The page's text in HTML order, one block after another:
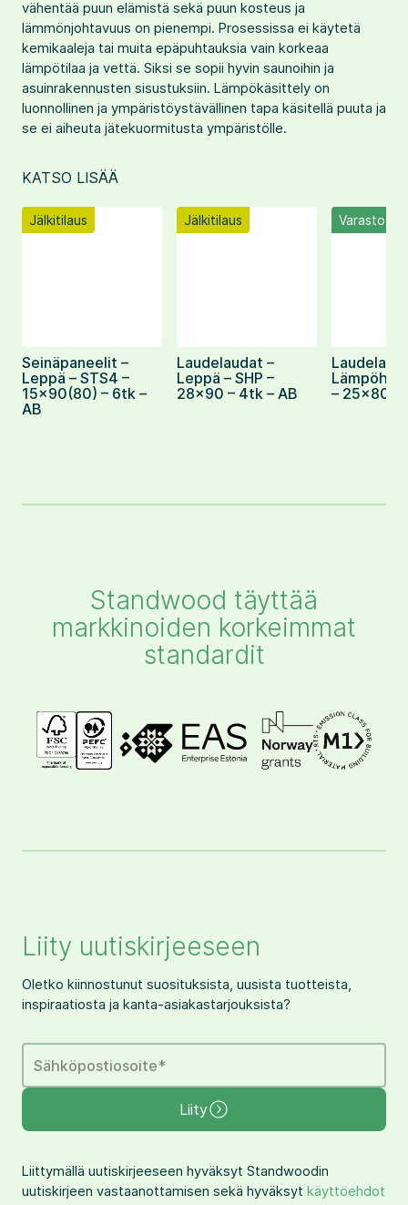
vähentää puun elämistä sekä puun kosteus ja
lämmönjohtavuus on pienempi. Prosessissa ei käytetä
kemikaaleja tai muita epäpuhtauksia vain korkeaa
lämpötilaa ja vettä. Siksi se sopii hyvin saunoihin ja
asuinrakennusten sisustuksiin. Lämpökäsittely on
luonnollinen ja ympäristöystävällinen tapa käsitellä puuta ja
se ei aiheuta jätekuormitusta ympäristölle.
KATSO LISÄÄ
Jälkitilaus
Seinäpaneelit –
Leppä – STS4 –
15×90(80) – 6tk –
AB
Jälkitilaus
Laudelaudat –
Leppä – SHP –
28×90 – 4tk – AB
Varasto
– 25×80 –
Standwood täyttää
markkinoiden korkeimmat
standardit
Liity uutiskirjeeseen
Oletko kiinnostunut suosituksista, uusista tuotteista,
inspiraatiosta ja kanta-asiakastarjouksista?
Sähköpostiosoite*
Liity
Liittymällä uutiskirjeeseen hyväksyt Standwoodin
uutiskirjeen vastaanottamisen sekä hyväksyt käyttöehdot